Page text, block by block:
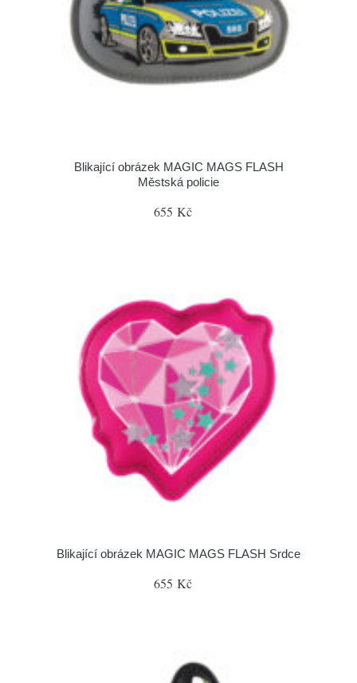
Blikající obrázek MAGIC MAGS FLASH
Městská policie
655 Kč
Blikající obrázek MAGIC MAGS FLASH Srdce
655 Kč